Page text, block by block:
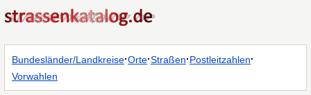
Bundesländer/Landkreise·Orte·Straßen·Postleitzahlen·
Vorwahlen